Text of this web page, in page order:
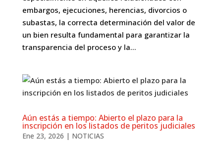
embargos, ejecuciones, herencias, divorcios o
subastas, la correcta determinación del valor de
un bien resulta fundamental para garantizar la
transparencia del proceso y la...
Aún estás a tiempo: Abierto el plazo para la
inscripción en los listados de peritos judiciales
Ene 23, 2026 | NOTICIAS